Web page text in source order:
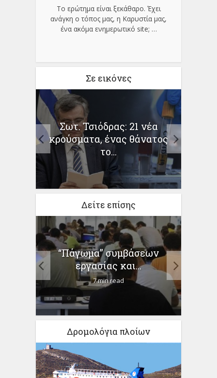
Το ερώτημα είναι ξεκάθαρο. Έχει
ανάγκη ο τόπος μας, η Καρυστία μας,
ένα ακόμα ενημερωτικό site; …
Σε εικόνες
Σωτ. Τσιόδρας: 21 νέα
κρούσματα, ένας θάνατος
το...
Δείτε επίσης
“Πάγωμα” συμβάσεων
εργασίας και...
7 min read
Δρομολόγια πλοίων